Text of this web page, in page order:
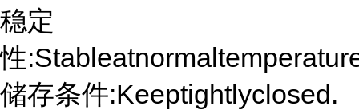
稳定
性
储存条件:Keeptightlyclosed.